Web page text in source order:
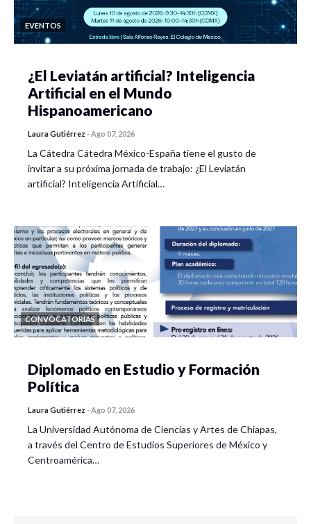
EVENTOS
¿El Leviatán artificial? Inteligencia
Artificial en el Mundo
Hispanoamericano
Laura Gutiérrez -Ago 07, 2026
La Cátedra Cátedra México-España tiene el gusto de
invitar a su próxima jornada de trabajo: ¿El Leviatán
artificial? Inteligencia Artificial…
CONVOCATORIAS
Diplomado en Estudio y Formación
Política
Laura Gutiérrez -Ago 07, 2026
La Universidad Autónoma de Ciencias y Artes de Chiapas,
a través del Centro de Estudios Superiores de México y
Centroamérica…